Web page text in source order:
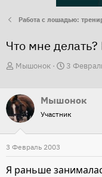
Работа с лошадью:
Что мне
А
т
о
р
т
е
Мышонок
Д
а
3
Мышонок
Участник
3 Февраль 2003
Я раньше